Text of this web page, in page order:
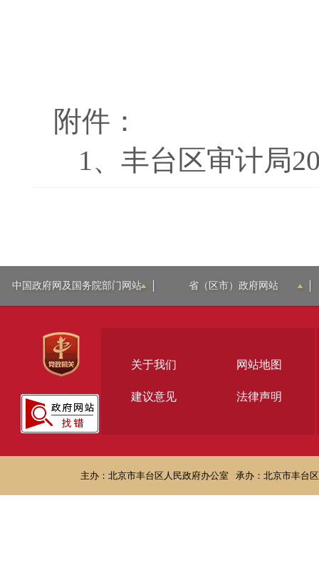
附件：
1、 丰台区审计局
中国政府网及国务院部门网站 省（区市）政府网站
关于我们 网站地图
建议意见 法律声明
主办：北京市丰台区人民政府办公室 承办：北京市丰台